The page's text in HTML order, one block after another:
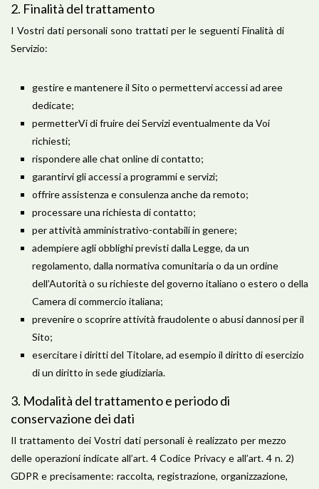
​2. Finalità del trattamento
I Vostri dati personali sono trattati per le seguenti Finalità di
Servizio:
gestire e mantenere il Sito o permettervi accessi ad aree
dedicate;
permetterVi di fruire dei Servizi eventualmente da Voi
richiesti;
rispondere alle chat online di contatto;
garantirvi gli accessi a programmi e servizi;
offrire assistenza e consulenza anche da remoto;
processare una richiesta di contatto;
per attività amministrativo-contabili in genere;
adempiere agli obblighi previsti dalla Legge, da un
regolamento, dalla normativa comunitaria o da un ordine
dell’Autorità o su richieste del governo italiano o estero o della
Camera di commercio italiana;
prevenire o scoprire attività fraudolente o abusi dannosi per il
Sito;
esercitare i diritti del Titolare, ad esempio il diritto di esercizio
di un diritto in sede giudiziaria.
​3. Modalità del trattamento e periodo di
conservazione dei dati
Il trattamento dei Vostri dati personali è realizzato per mezzo
delle operazioni indicate all’art. 4 Codice Privacy e all’art. 4 n. 2)
GDPR e precisamente: raccolta, registrazione, organizzazione,